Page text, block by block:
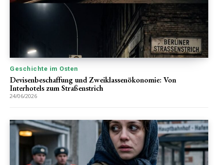
Geschichte im Osten
Devisenbeschaffung und Zweiklassenökonomie: Von
Interhotels zum Straßenstrich
24/06/2026